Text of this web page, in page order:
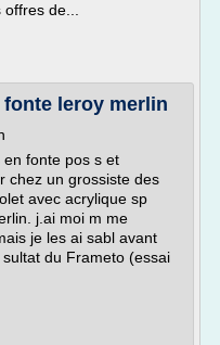
de...
leroy merlin
fonte pos s et
chez un grossiste des
avec acrylique sp
j.ai moi m me
je les ai sabl avant
du Frameto (essai